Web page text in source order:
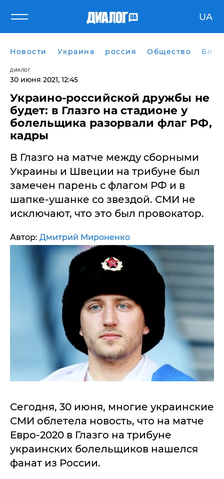
UA
Новости Украина россия Общество
ДИАЛОГ
30 июня 2021, 12:45
​Украино-российской дружбы не
будет: в Глазго на стадионе у
болельщика разорвали флаг РФ,
кадры
В Глазго на матче между сборными
Украины и Швеции на трибуне был
замечен парень с флагом РФ и в
шапке-ушанке со звездой. СМИ не
исключают, что это был провокатор.
Автор: Дмитрий Мироненко
Сегодня, 30 июня, многие украинские
СМИ облетела новость, что на матче
Евро-2020 в Глазго на трибуне
украинских болельщиков нашелся
фанат из России.